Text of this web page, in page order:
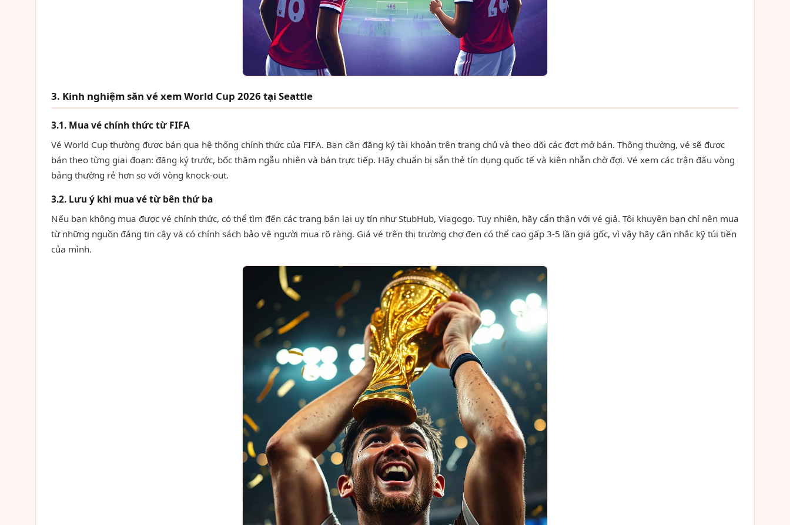
3. Kinh nghiệm săn vé xem World Cup 2026 tại Seattle
3.1. Mua vé chính thức từ FIFA
Vé World Cup thường được bán qua hệ thống chính thức của FIFA. Bạn cần đăng ký tài khoản trên trang chủ và theo dõi các đợt mở bán. Thông thường, vé sẽ được
bán theo từng giai đoạn: đăng ký trước, bốc thăm ngẫu nhiên và bán trực tiếp. Hãy chuẩn bị sẵn thẻ tín dụng quốc tế và kiên nhẫn chờ đợi. Vé xem các trận đấu vòng
bảng thường rẻ hơn so với vòng knock-out.
3.2. Lưu ý khi mua vé từ bên thứ ba
Nếu bạn không mua được vé chính thức, có thể tìm đến các trang bán lại uy tín như StubHub, Viagogo. Tuy nhiên, hãy cẩn thận với vé giả. Tôi khuyên bạn chỉ nên mua
từ những nguồn đáng tin cậy và có chính sách bảo vệ người mua rõ ràng. Giá vé trên thị trường chợ đen có thể cao gấp 3-5 lần giá gốc, vì vậy hãy cân nhắc kỹ túi tiền
của mình.